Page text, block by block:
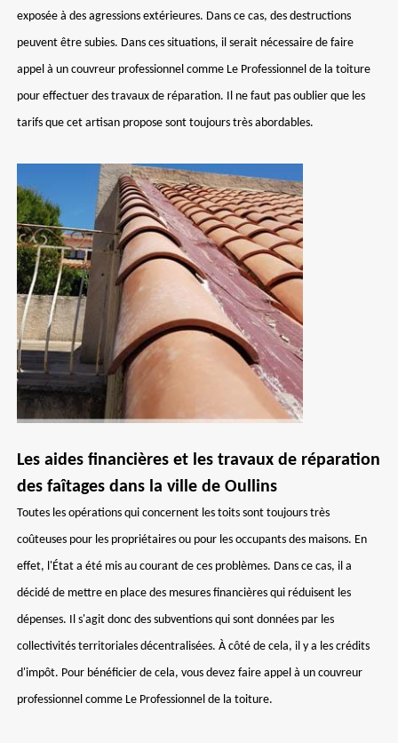
exposée à des agressions extérieures. Dans ce cas, des destructions
peuvent être subies. Dans ces situations, il serait nécessaire de faire
appel à un couvreur professionnel comme Le Professionnel de la toiture
pour effectuer des travaux de réparation. Il ne faut pas oublier que les
tarifs que cet artisan propose sont toujours très abordables.
Les aides financières et les travaux de réparation
des faîtages dans la ville de Oullins
Toutes les opérations qui concernent les toits sont toujours très
coûteuses pour les propriétaires ou pour les occupants des maisons. En
effet, l'État a été mis au courant de ces problèmes. Dans ce cas, il a
décidé de mettre en place des mesures financières qui réduisent les
dépenses. Il s'agit donc des subventions qui sont données par les
collectivités territoriales décentralisées. À côté de cela, il y a les crédits
d'impôt. Pour bénéficier de cela, vous devez faire appel à un couvreur
professionnel comme Le Professionnel de la toiture.